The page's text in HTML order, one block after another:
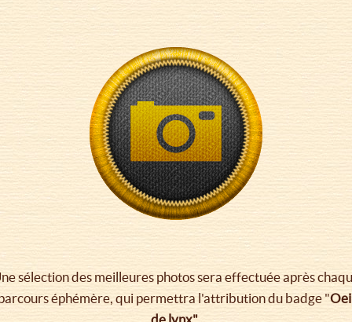
sélection des meilleures photos sera effectuée après
éphémère, qui permettra l'attribution du badge "
de lynx"